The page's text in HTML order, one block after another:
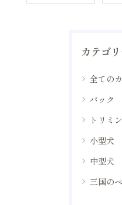
カテゴ
全ての
パック
トリミ
小型犬
中型犬
三国の